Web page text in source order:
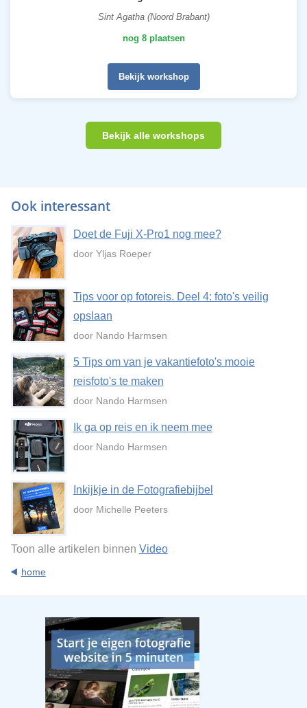
Sint Agatha (Noord Brabant)
nog 8 plaatsen
Bekijk workshop
Bekijk alle workshops
Ook interessant
Doet de Fuji X-Pro1 nog mee?
door Yljas Roeper
Tips voor op fotoreis. Deel 4: foto's veilig
opslaan
door Nando Harmsen
5 Tips om van je vakantiefoto's mooie
reisfoto's te maken
door Nando Harmsen
Ik ga op reis en ik neem mee
door Nando Harmsen
Inkijkje in de Fotografiebijbel
door Michelle Peeters
Toon alle artikelen binnen Video
home